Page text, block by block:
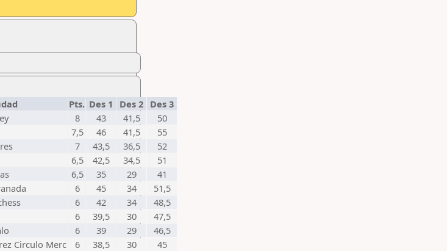
Pts. Des 1 Des 2 Des 3
8 43 41,5
50
7,5 46 41,5
55
7 43,5 36,5
52
6,5 42,5 34,5
51
6,5 35 29
41
6 45 34
51,5
6 42 34
48,5
6 39,5 30
47,5
6 39 29
46,5
Circulo Merc 6 38,5 30
45